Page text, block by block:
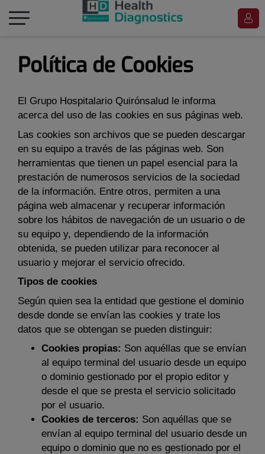
Toggle
Política de Cookies
El Grupo Hospitalario Quirónsalud le informa
acerca del uso de las cookies en sus páginas web.
Las cookies son archivos que se pueden descargar
en su equipo a través de las páginas web. Son
herramientas que tienen un papel esencial para la
prestación de numerosos servicios de la sociedad
de la información. Entre otros, permiten a una
página web almacenar y recuperar información
sobre los hábitos de navegación de un usuario o de
su equipo y, dependiendo de la información
obtenida, se pueden utilizar para reconocer al
usuario y mejorar el servicio ofrecido.
Tipos de cookies
Según quien sea la entidad que gestione el dominio
desde donde se envían las cookies y trate los
datos que se obtengan se pueden distinguir:
Cookies propias: Son aquéllas que se envían
al equipo terminal del usuario desde un equipo
o dominio gestionado por el propio editor y
desde el que se presta el servicio solicitado
por el usuario.
Cookies de terceros: Son aquéllas que se
envían al equipo terminal del usuario desde un
equipo o dominio que no es gestionado por el